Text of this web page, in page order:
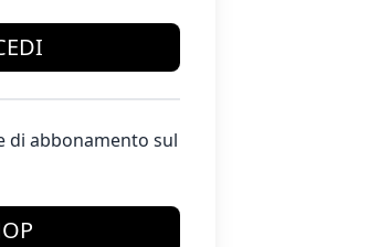
di abbonamento sul